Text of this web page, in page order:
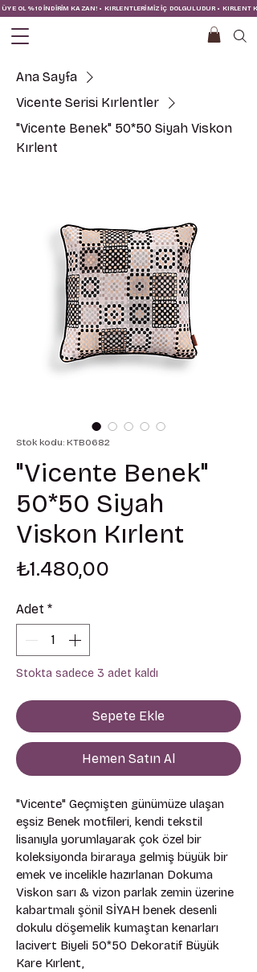
ÜYE OL %10 İNDİRİM KAZAN! • KIRLENTLERİMİZ İÇ DOLGULUDUR •
Ana Sayfa
Vicente Serisi Kırlentler
"Vicente Benek" 50*50 Siyah Viskon
Kırlent
Stok kodu: KTB0682
"Vicente Benek"
50*50 Siyah
Viskon Kırlent
₺1.480,00
Adet *
Stokta sadece 3 adet kaldı
Sepete Ekle
Hemen Satın Al
"Vicente" Geçmişten günümüze ulaşan
eşsiz Benek motfileri, kendi tekstil
lisanıyla yorumlayarak çok özel bir
koleksiyonda biraraya gelmiş büyük bir
emek ve incelikle hazırlanan Dokuma
Viskon sarı & vizon parlak zemin üzerine
kabartmalı şönil SİYAH benek desenli
dokulu döşemelik kumaştan kenarları
lacivert Biyeli 50*50 Dekoratif Büyük
Kare Kırlent,